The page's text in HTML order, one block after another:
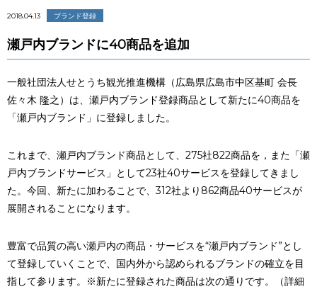
2018.04.13 ブランド登録
瀬戸内ブランドに40商品を追加
一般社団法人せとうち観光推進機構（広島県広島市中区基町 会長
佐々木 隆之）は、瀬戸内ブランド登録商品として新たに40商品を
「瀬戸内ブランド」に登録しました。
これまで、瀬戸内ブランド商品として、275社822商品を，また「瀬
戸内ブランドサービス」として23社40サービスを登録してきまし
た。今回、新たに加わることで、312社より862商品40サービスが
展開されることになります。
豊富で品質の高い瀬戸内の商品・サービスを“瀬戸内ブランド”とし
て登録していくことで、国内外から認められるブランドの確立を目
指して参ります。※新たに登録された商品は次の通りです。（詳細